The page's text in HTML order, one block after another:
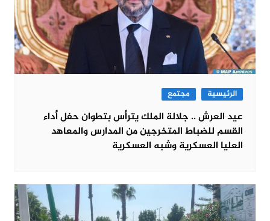
الرئيسية مجتمع
عيد العرش .. جلالة الملك يترأس بتطوان حفل أداء
القسم للضباط المتخرجين من المدارس والمعاهد
العليا العسكرية وشبه العسكرية